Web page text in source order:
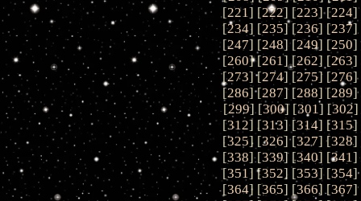
[221] [222] [223] [224]
[234] [235] [236] [237]
[247] [248] [249] [250]
[260] [261] [262] [263]
[273] [274] [275] [276]
[286] [287] [288] [289]
[299] [300] [301] [302]
[312] [313] [314] [315]
[325] [326] [327] [328]
[338] [339] [340] [341]
[351] [352] [353] [354]
[364] [365] [366] [367]